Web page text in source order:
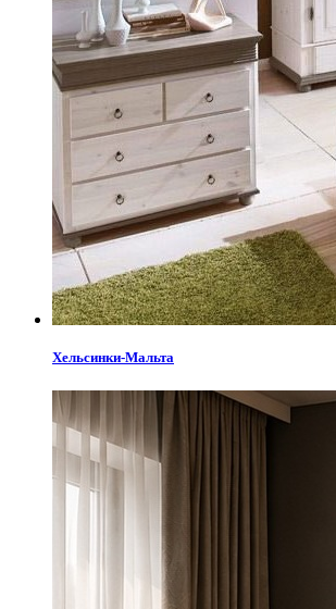
Хельсинки-Мальта